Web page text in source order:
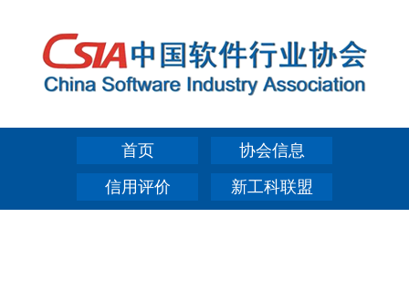
首页
协会信息
信用评价
新工科联盟